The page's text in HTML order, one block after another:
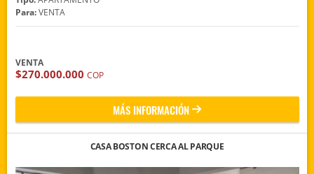
Para:VENTA
VENTA
$270.000.000 COP
MÁS INFORMACIÓN
CASA BOSTON CERCA AL PARQUE